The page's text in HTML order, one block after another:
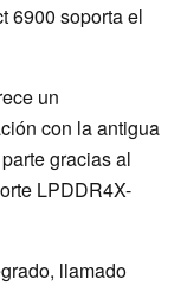
6900 soporta el
un
con la antigua
gracias al
LPDDR4X-
llamado